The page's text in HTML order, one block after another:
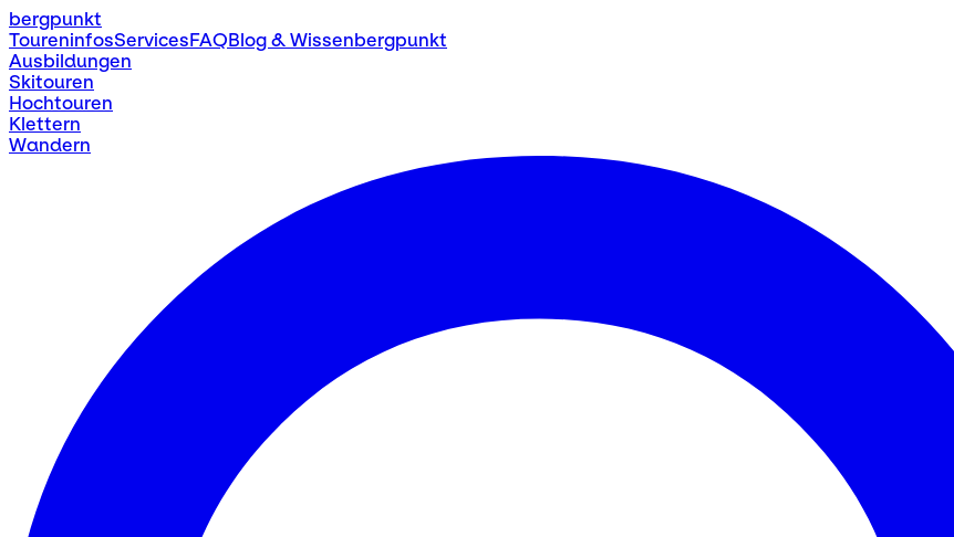
bergpunkt
ToureninfosServicesFAQBlog & Wissenbergpunkt
Ausbildungen
Skitouren
Hochtouren
Klettern
Wandern